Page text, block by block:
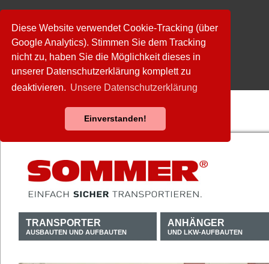
Diese Website verwendet Cookie-Tracking (über
Google Analytics). Stimmen Sie dem Tracking
nicht zu, haben Sie die Möglichkeit dieses in
unserer Datenschutzerklärung komplett zu
deaktivieren. Unsere Datenschutzerklärung
Einverstanden!
TRANSPORTER
AUSBAUTEN UND AUFBAUTEN
ANHÄNGER
UND LKW-AUFBAUTEN